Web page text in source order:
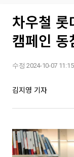
차우철 롯
캠페인 동
수정 2024-10-07 11:15
김지영 기자